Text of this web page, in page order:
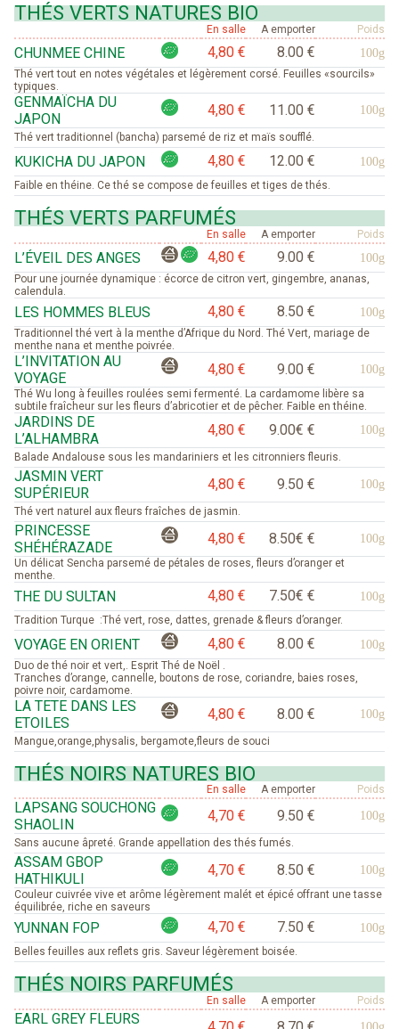
THÉS VERTS NATURES BIO
En salle A emporter Poids
CHUNMEE CHINE 4,80 € 8.00 € 100g
Thé vert tout en notes végétales et légèrement corsé. Feuilles «sourcils»
typiques.
GENMAÏCHA DU
JAPON
4,80 € 11.00 € 100g
Thé vert traditionnel (bancha) parsemé de riz et maïs soufflé.
KUKICHA DU JAPON 4,80 € 12.00 € 100g
Faible en théine. Ce thé se compose de feuilles et tiges de thés.
THÉS VERTS PARFUMÉS
En salle A emporter Poids
L’ÉVEIL DES ANGES 4,80 € 9.00 € 100g
Pour une journée dynamique : écorce de citron vert, gingembre, ananas,
calendula.
LES HOMMES BLEUS 4,80 € 8.50 € 100g
Traditionnel thé vert à la menthe d’Afrique du Nord. Thé Vert, mariage de
menthe nana et menthe poivrée.
L’INVITATION AU
VOYAGE
4,80 € 9.00 € 100g
Thé Wu long à feuilles roulées semi fermenté. La cardamome libère sa
subtile fraîcheur sur les fleurs d’abricotier et de pêcher. Faible en théine.
JARDINS DE
L’ALHAMBRA
4,80 € 9.00€ € 100g
Balade Andalouse sous les mandariniers et les citronniers fleuris.
JASMIN VERT
SUPÉRIEUR
4,80 € 9.50 € 100g
Thé vert naturel aux fleurs fraîches de jasmin.
PRINCESSE
SHÉHÉRAZADE
4,80 € 8.50€ € 100g
Un délicat Sencha parsemé de pétales de roses, fleurs d’oranger et
menthe.
THE DU SULTAN 4,80 € 7.50€ € 100g
Tradition Turque :Thé vert, rose, dattes, grenade & fleurs d’oranger.
VOYAGE EN ORIENT 4,80 € 8.00 € 100g
Duo de thé noir et vert,. Esprit Thé de Noël .
Tranches d’orange, cannelle, boutons de rose, coriandre, baies roses,
poivre noir, cardamome.
LA TETE DANS LES
ETOILES
4,80 € 8.00 € 100g
Mangue,orange,physalis, bergamote,fleurs de souci
THÉS NOIRS NATURES BIO
En salle A emporter Poids
LAPSANG SOUCHONG
SHAOLIN
4,70 € 9.50 € 100g
Sans aucune âpreté. Grande appellation des thés fumés.
ASSAM GBOP
HATHIKULI
4,70 € 8.50 € 100g
Couleur cuivrée vive et arôme légèrement malét et épicé offrant une tasse
équilibrée, riche en saveurs
YUNNAN FOP 4,70 € 7.50 € 100g
Belles feuilles aux reflets gris. Saveur légèrement boisée.
THÉS NOIRS PARFUMÉS
En salle A emporter Poids
EARL GREY FLEURS
100g